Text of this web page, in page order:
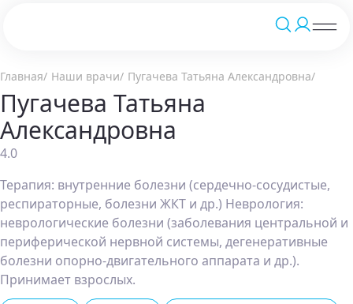
Главная Наши врачи Пугачева Татьяна Александровна
Пугачева Татьяна
Александровна
4.0
Терапия: внутренние болезни (сердечно-сосудистые,
респираторные, болезни ЖКТ и др.) Неврология:
неврологические болезни (заболевания центральной и
периферической нервной системы, дегенеративные
болезни опорно-двигательного аппарата и др.).
Принимает взрослых.